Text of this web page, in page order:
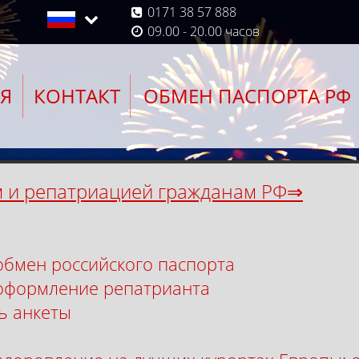
репатриацией гражданам РФ⇒
российского паспорта
репатрианта
анкеты
0171 38 57 888
09.00 - 20.00 часов
КОНТАКТ ОБМЕН ПАСПОРТА РФ